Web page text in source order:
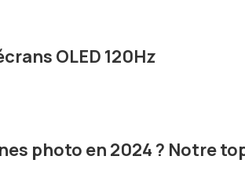
OLED 120Hz
photo en 2024 ? Notre